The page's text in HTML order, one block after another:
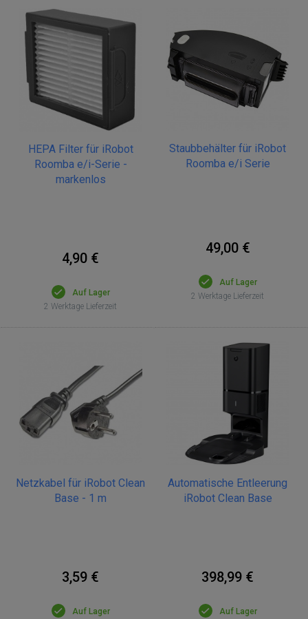
HEPA Filter für iRobot
Roomba e/i-Serie -
markenlos
4,90 €
Auf Lager
2 Werktage Lieferzeit
Staubbehälter für iRobot
Roomba e/i Serie
49,00 €
Auf Lager
2 Werktage Lieferzeit
Netzkabel für iRobot Clean
Base - 1 m
3,59 €
Auf Lager
Automatische Entleerung
iRobot Clean Base
398,99 €
Auf Lager